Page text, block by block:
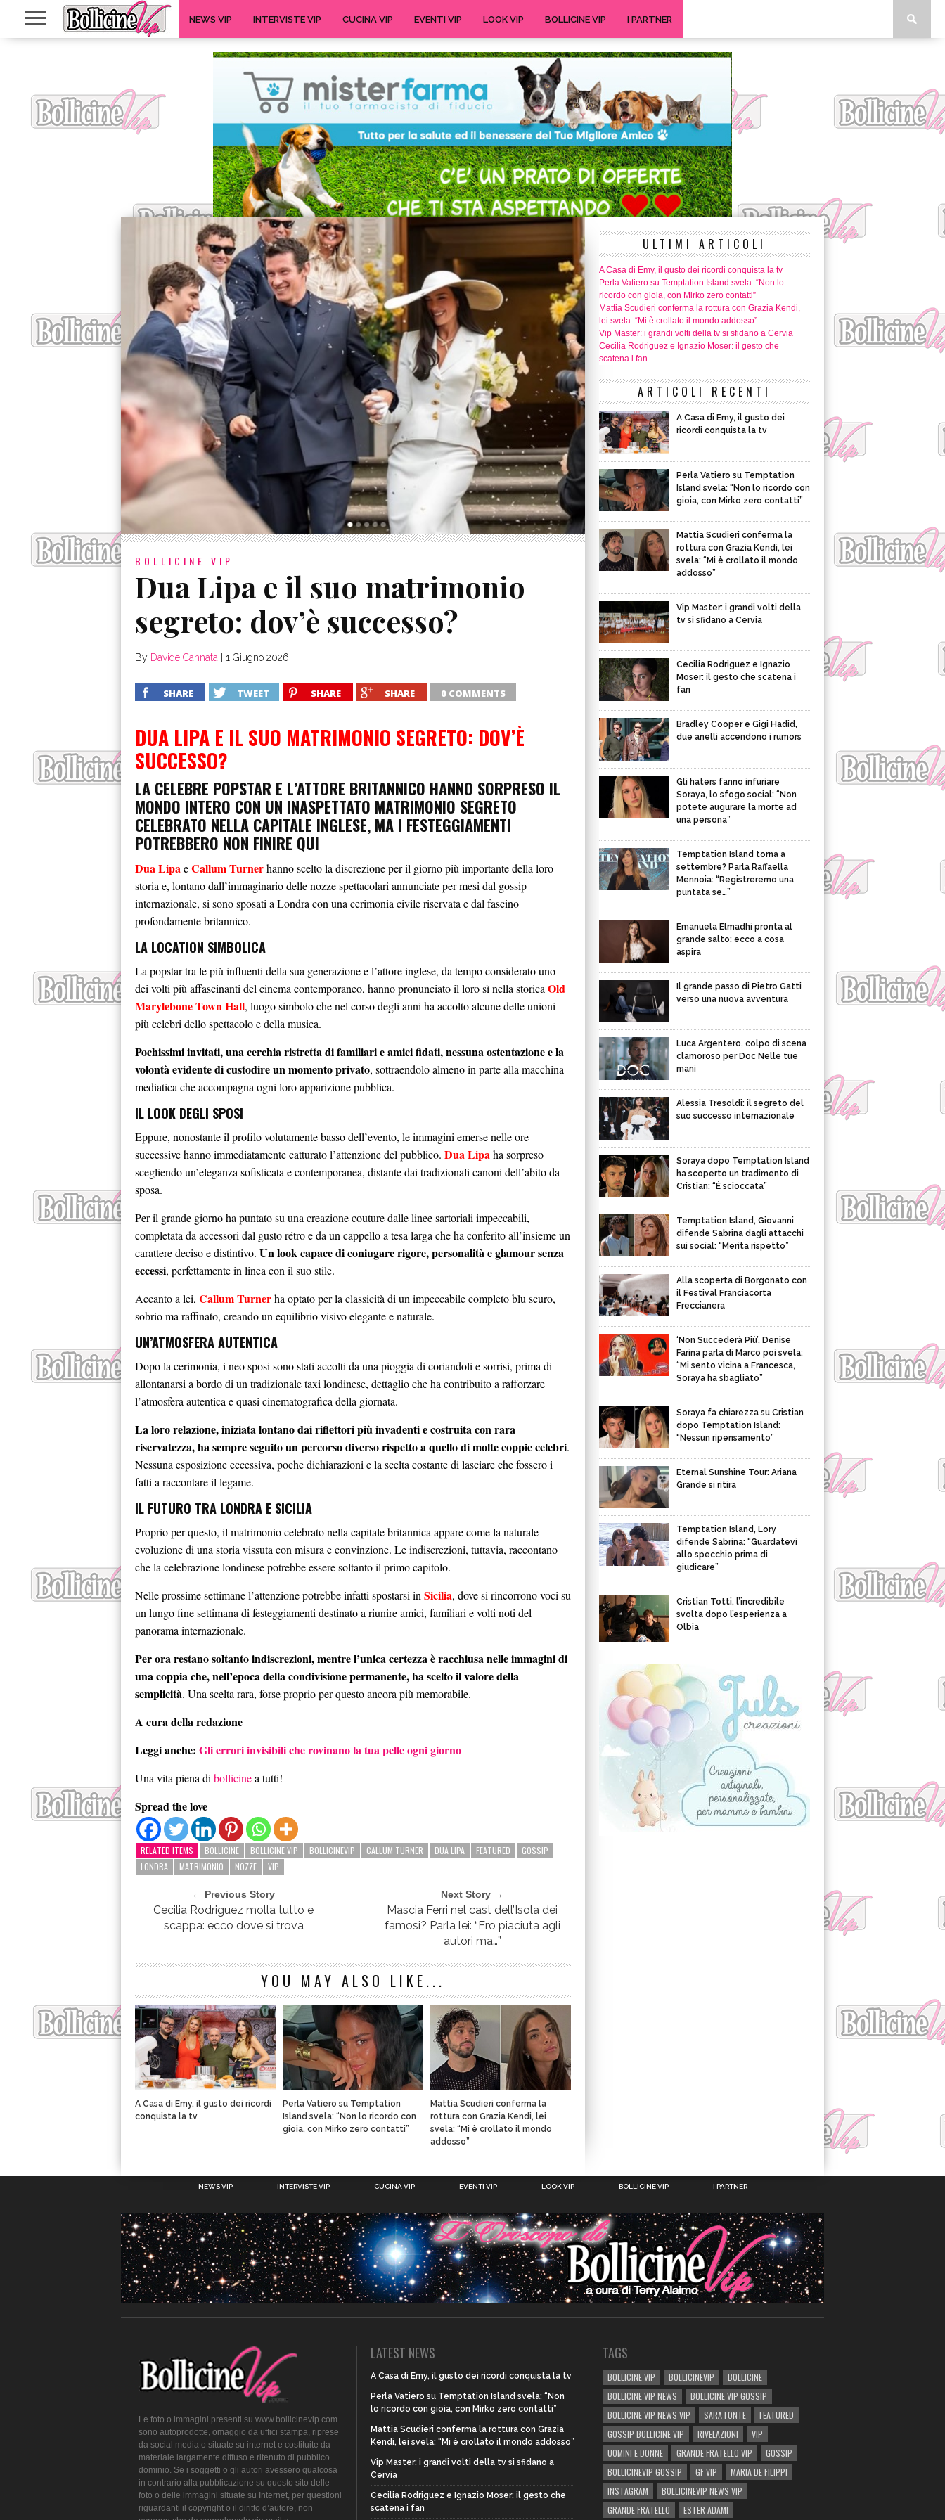
NEWS VIP INTERVISTE VIP CUCINA VIP EVENTI VIP LOOK VIP BOLLICINE VIP I PARTNER
BOLLICINE VIP
Dua Lipa e il suo matrimonio
segreto: dov’è successo?
By Davide Cannata 1 Giugno 2026
SHARE TWEET SHARE SHARE 0 COMMENTS
DUA LIPA E IL SUO MATRIMONIO SEGRETO: DOV’È
SUCCESSO?
LA CELEBRE POPSTAR E L’ATTORE BRITANNICO HANNO SORPRESO IL
MONDO INTERO CON UN INASPETTATO MATRIMONIO SEGRETO
CELEBRATO NELLA CAPITALE INGLESE, MA I FESTEGGIAMENTI
POTREBBERO NON FINIRE QUI
Dua LipaeCallum Turnerhanno scelto la discrezione per il giorno più importante della loro
storia e, lontano dall’immaginario delle nozze spettacolari annunciate per mesi dal gossip
internazionale, si sono sposati a Londra con una cerimonia civile riservata e dal fascino
profondamente britannico.
LA LOCATION SIMBOLICA
La popstar tra le più influenti della sua generazione e l’attore inglese, da tempo considerato uno
dei volti più affascinanti del cinema contemporaneo, hanno pronunciato il loro sì nella storica Old
Marylebone Town Hall, luogo simbolo che nel corso degli anni ha accolto alcune delle unioni
più celebri dello spettacolo e della musica.
Pochissimi invitati, una cerchia ristretta di familiari e amici fidati, nessuna ostentazione e la
volontà evidente di custodire un momento privato, sottraendolo almeno in parte alla macchina
mediatica che accompagna ogni loro apparizione pubblica.
IL LOOK DEGLI SPOSI
Eppure, nonostante il profilo volutamente basso dell’evento, le immagini emerse nelle ore
successive hanno immediatamente catturato l’attenzione del pubblico. Dua Lipaha sorpreso
scegliendo un’eleganza sofisticata e contemporanea, distante dai tradizionali canoni dell’abito da
sposa.
Per il grande giorno ha puntato su una creazione couture dalle linee sartoriali impeccabili,
completata da accessori dal gusto rétro e da un cappello a tesa larga che ha conferito all’insieme un
carattere deciso e distintivo. Un look capace di coniugare rigore, personalità e glamour senza
eccessi, perfettamente in linea con il suo stile.
Accanto a lei, Callum Turnerha optato per la classicità di un impeccabile completo blu scuro,
sobrio ma raffinato, creando un equilibrio visivo elegante e naturale.
UN’ATMOSFERA AUTENTICA
Dopo la cerimonia, i neo sposi sono stati accolti da una pioggia di coriandoli e sorrisi, prima di
allontanarsi a bordo di un tradizionale taxi londinese, dettaglio che ha contribuito a rafforzare
l’atmosfera autentica e quasi cinematografica della giornata.
La loro relazione, iniziata lontano dai riflettori più invadenti e costruita con rara
riservatezza, ha sempre seguito un percorso diverso rispetto a quello di molte coppie celebri.
Nessuna esposizione eccessiva, poche dichiarazioni e la scelta costante di lasciare che fossero i
fatti a raccontare il legame.
IL FUTURO TRA LONDRA E SICILIA
Proprio per questo, il matrimonio celebrato nella capitale britannica appare come la naturale
evoluzione di una storia vissuta con misura e convinzione. Le indiscrezioni, tuttavia, raccontano
che la celebrazione londinese potrebbe essere soltanto il primo capitolo.
Nelle prossime settimane l’attenzione potrebbe infatti spostarsi in Sicilia, dove si rincorrono voci su
un lungo fine settimana di festeggiamenti destinato a riunire amici, familiari e volti noti del
panorama internazionale.
Per ora restano soltanto indiscrezioni, mentre l’unica certezza è racchiusa nelle immagini di
una coppia che, nell’epoca della condivisione permanente, ha scelto il valore della
semplicità. Una scelta rara, forse proprio per questo ancora più memorabile.
A cura della redazione
Leggi anche: Gli errori invisibili che rovinano la tua pelle ogni giorno
Una vita piena di bollicinea tutti!
Spread the love
RELATED ITEMS BOLLICINE BOLLICINE VIP BOLLICINEVIP CALLUM TURNER DUA LIPA FEATURED
GOSSIP
LONDRA
MATRIMONIO NOZZE VIP
← Previous Story
Cecilia Rodriguez molla tutto e
scappa: ecco dove si trova
Next Story →
Mascia Ferri nel cast dell’Isola dei
famosi? Parla lei: “Ero piaciuta agli
autori ma…”
YOU MAY ALSO LIKE...
A Casa di Emy, il gusto dei ricordi
conquista la tv
Perla Vatiero su Temptation
Island svela: “Non lo ricordo con
gioia, con Mirko zero contatti”
Mattia Scudieri conferma la
rottura con Grazia Kendi, lei
svela: “Mi è crollato il mondo
addosso”
ULTIMI ARTICOLI
A Casa di Emy, il gusto dei ricordi conquista la tv
Perla Vatiero su Temptation Island svela: “Non lo
ricordo con gioia, con Mirko zero contatti”
Mattia Scudieri conferma la rottura con Grazia Kendi,
lei svela: “Mi è crollato il mondo addosso”
Vip Master: i grandi volti della tv si sfidano a Cervia
Cecilia Rodriguez e Ignazio Moser: il gesto che
scatena i fan
ARTICOLI RECENTI
A Casa di Emy, il gusto dei
ricordi conquista la tv
Perla Vatiero su Temptation
Island svela: “Non lo ricordo con
gioia, con Mirko zero contatti”
Mattia Scudieri conferma la
rottura con Grazia Kendi, lei
svela: “Mi è crollato il mondo
addosso”
Vip Master: i grandi volti della
tv si sfidano a Cervia
Cecilia Rodriguez e Ignazio
Moser: il gesto che scatena i
fan
Bradley Cooper e Gigi Hadid,
due anelli accendono i rumors
Gli haters fanno infuriare
Soraya, lo sfogo social: “Non
potete augurare la morte ad
una persona”
Temptation Island torna a
settembre? Parla Raffaella
Mennoia: “Registreremo una
puntata se…”
Emanuela Elmadhi pronta al
grande salto: ecco a cosa
aspira
Il grande passo di Pietro Gatti
verso una nuova avventura
Luca Argentero, colpo di scena
clamoroso per Doc Nelle tue
mani
Alessia Tresoldi: il segreto del
suo successo internazionale
Soraya dopo Temptation Island
ha scoperto un tradimento di
Cristian: “È scioccata”
Temptation Island, Giovanni
difende Sabrina dagli attacchi
sui social: “Merita rispetto”
Alla scoperta di Borgonato con
il Festival Franciacorta
Freccianera
‘Non Succederà Più’, Denise
Farina parla di Marco poi svela:
“Mi sento vicina a Francesca,
Soraya ha sbagliato”
Soraya fa chiarezza su Cristian
dopo Temptation Island:
“Nessun ripensamento”
Eternal Sunshine Tour: Ariana
Grande si ritira
Temptation Island, Lory
difende Sabrina: “Guardatevi
allo specchio prima di
giudicare”
Cristian Totti, l’incredibile
svolta dopo l’esperienza a
Olbia
NEWS VIP INTERVISTE VIP CUCINA VIP EVENTI VIP LOOK VIP BOLLICINE VIP I PARTNER
Le foto o immagini presenti su www.bollicinevip.com
sono autoprodotte, omaggio da uffici stampa, riprese
da social media o situate su internet e costituite da
materiale largamente diffuso e ritenuto di pubblico
dominio. Se i soggetti o gli autori avessero qualcosa
in contrario alla pubblicazione su questo sito delle
foto o delle immagini situate su Internet, per questioni
riguardanti il copyright o il diritto d’autore, non
LATEST NEWS
A Casa di Emy, il gusto dei ricordi conquista la tv
Perla Vatiero su Temptation Island svela: “Non
lo ricordo con gioia, con Mirko zero contatti”
Mattia Scudieri conferma la rottura con Grazia
Kendi, lei svela: “Mi è crollato il mondo addosso”
Vip Master: i grandi volti della tv si sfidano a
Cervia
Cecilia Rodriguez e Ignazio Moser: il gesto che
scatena i fan
TAGS
BOLLICINE VIP BOLLICINEVIP
BOLLICINE
BOLLICINE VIP NEWS
BOLLICINE VIP GOSSIP
BOLLICINE VIP NEWS VIP
SARA FONTE
FEATURED
GOSSIP BOLLICINE VIP
RIVELAZIONI
VIP
UOMINI E DONNE
GRANDE FRATELLO VIP
GOSSIP
BOLLICINEVIP GOSSIP
GF VIP
MARIA DE FILIPPI
INSTAGRAM
BOLLICINEVIP NEWS VIP
GRANDE FRATELLO
ESTER ADAMI